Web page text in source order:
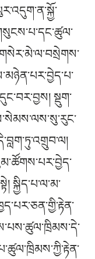
སྡུག་
སྐྱིད་པ་ལ་མ་